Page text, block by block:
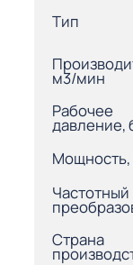
Тип
м3/мин
Рабочее
давление,
Мощность,
Частотный
Страна